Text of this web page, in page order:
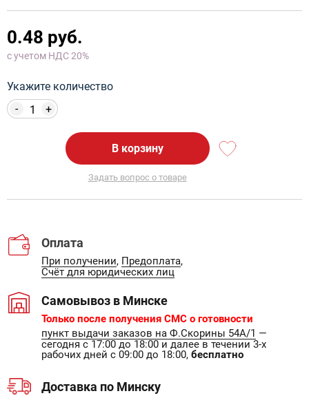
0.48 руб.
с учетом НДС 20%
Укажите количество
+
-
В корзину
Задать вопрос о товаре
Оплата
При получении, Предоплата,
Счёт для юридических лиц
Самовывоз в Минске
Только после получения СМС о готовности
пункт выдачи заказов на Ф.Скорины 54А/1 —
сегодня с 17:00 до 18:00 и далее в течении 3-х
рабочих дней с 09:00 до 18:00, бесплатно
Доставка по Минску